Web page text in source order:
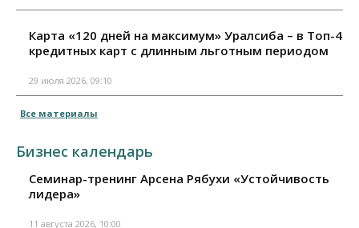
Карта «120 дней на максимум» Уралсиба – в Топ-4
кредитных карт с длинным льготным периодом
29 июля 2026, 09:10
Все материалы
Бизнес календарь
Семинар-тренинг Арсена Рябухи «Устойчивость
лидера»
11 августа 2026, 10:00